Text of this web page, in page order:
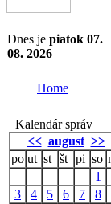
Dnes je piatok 07.
08. 2026
Home
Kalendár správ
<< august >>
po ut st št pi so
1
3
4 5 6 7 8